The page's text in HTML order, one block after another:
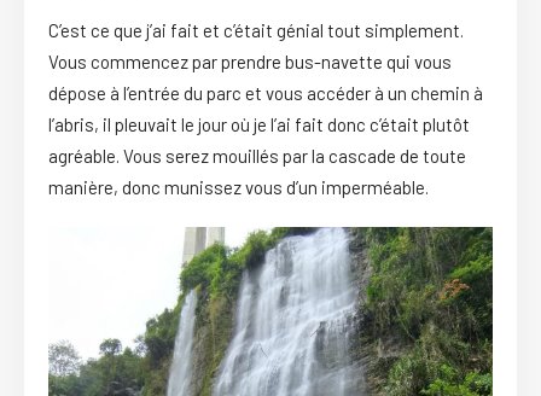
C’est ce que j’ai fait et c’était génial tout simplement.
Vous commencez par prendre bus-navette qui vous
dépose à l’entrée du parc et vous accéder à un chemin à
l’abris, il pleuvait le jour où je l’ai fait donc c’était plutôt
agréable. Vous serez mouillés par la cascade de toute
manière, donc munissez vous d’un imperméable.